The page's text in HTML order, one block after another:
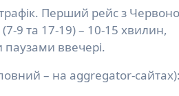
Перший рейс з
9 та 17-19) – 10-15 хвилин,
паузами ввечері.
– на aggregator-сайтах):